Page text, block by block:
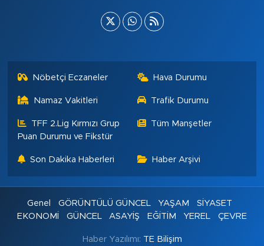
Nöbetçi Eczaneler Hava Durumu
Namaz Vakitleri Trafik Durumu
TFF 2.Lig Kırmızı Grup
Puan Durumu ve Fikstür
Tüm Manşetler
Son Dakika Haberleri Haber Arşivi
Genel GÖRÜNTÜLÜ GÜNCEL YAŞAM
SİYASET
EKONOMİ
GÜNCEL ASAYİŞ EĞİTİM YEREL ÇEVRE
Haber Yazılımı: TE Bilişim